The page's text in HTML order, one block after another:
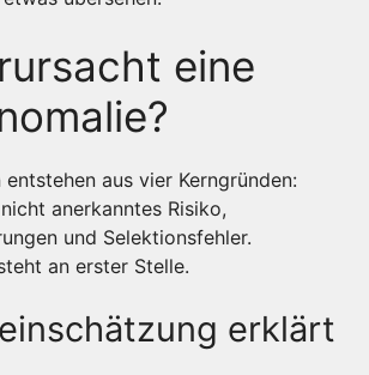
eine
aus vier Kerngründen:
anerkanntes Risiko,
und Selektionsfehler.
an erster Stelle.
erklärt